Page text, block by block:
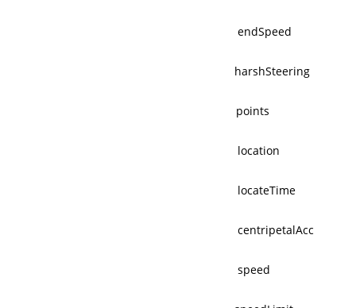
endSpeed
harshSteering
points
location
locateTime
centripetalAcc
speed